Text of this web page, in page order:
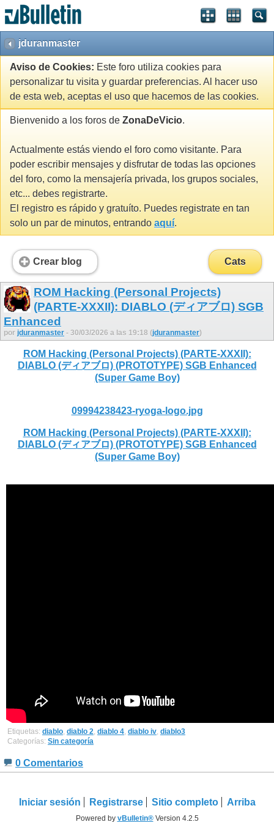
jduranmaster
Aviso de Cookies: Este foro utiliza cookies para
personalizar tu visita y guardar preferencias. Al hacer uso
de esta web, aceptas el uso que hacemos de las cookies.
Bienvenido a los foros de ZonaDeVicio.
Actualmente estás viendo el foro como visitante. Para
poder escribir mensajes y disfrutar de todas las opciones
del foro, como la mensajería privada, los grupos sociales,
etc... debes registrarte.
El registro es rápido y gratuíto. Puedes registrate en tan
solo un par de minutos, entrando aquí.
Crear blog Cats
ROM Hacking (Personal Projects)
(PARTE-XXXII): DIABLO (ディアブロ) SGB
Enhanced
por jduranmaster - 30/03/2026 a las 19:18 (jduranmaster)
ROM Hacking (Personal Projects) (PARTE-XXXII):
DIABLO (ディアブロ) (PROTOTYPE) SGB Enhanced
(Super Game Boy)
09994238423-ryoga-logo.jpg
ROM Hacking (Personal Projects) (PARTE-XXXII):
DIABLO (ディアブロ) (PROTOTYPE) SGB Enhanced
(Super Game Boy)
Etiquetas: diablo, diablo 2, diablo 4, diablo iv, diablo3
Categorías: Sin categoría
0 Comentarios
Iniciar sesión Registrarse Sitio completo Arriba
Powered by vBulletin®Version 4.2.5